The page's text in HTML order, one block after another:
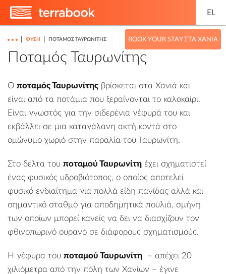
EL
BOOK YOUR STAY ΣΤΑ ΧΑΝΙΆ
ΦΎΣΗ ΠΟΤΑΜΌΣ ΤΑΥΡΩΝΊΤΗΣ
Ποταμός Ταυρωνίτης
Ο ποταμός Ταυρωνίτης βρίσκεται στα Χανιά και
είναι από τα ποτάμια που ξεραίνονται το καλοκαίρι.
Είναι γνωστός για την σιδερένια γέφυρά του και
εκβάλλει σε μια καταγάλανη ακτή κοντά στο
ομώνυμο χωριό στην παραλία του Ταυρωνίτη.
Στο δέλτα του ποταμού Ταυρωνίτη έχει σχηματιστεί
ένας φυσικός υδροβιότοπος, ο οποίος αποτελεί
φυσικό ενδιαίτημα για πολλά είδη πανίδας αλλά και
σημαντικό σταθμό για αποδημητικά πουλιά, σμήνη
των οποίων μπορεί κανείς να δει να διασχίζουν τον
φθινοπωρινό ουρανό σε διάφορους σχηματισμούς.
Η γέφυρα του ποταμού Ταυρωνίτη – απέχει 20
χιλιόμετρα από την πόλη των Χανίων – έγινε